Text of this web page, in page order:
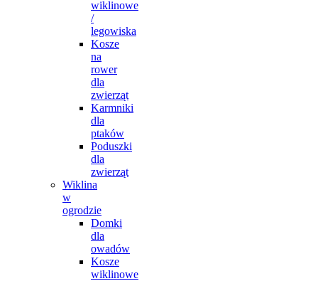
wiklinowe
/
legowiska
Kosze
na
rower
dla
zwierząt
Karmniki
dla
ptaków
Poduszki
dla
zwierząt
Wiklina
w
ogrodzie
Domki
dla
owadów
Kosze
wiklinowe